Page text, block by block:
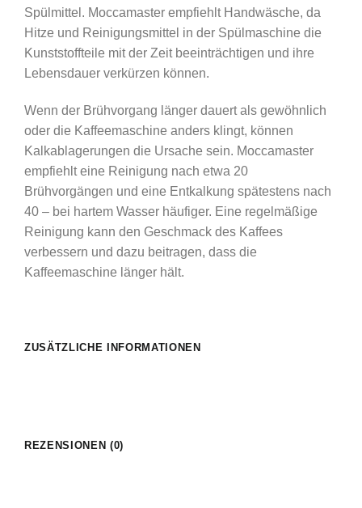
Spülmittel. Moccamaster empfiehlt Handwäsche, da
Hitze und Reinigungsmittel in der Spülmaschine die
Kunststoffteile mit der Zeit beeinträchtigen und ihre
Lebensdauer verkürzen können.
Wenn der Brühvorgang länger dauert als gewöhnlich
oder die Kaffeemaschine anders klingt, können
Kalkablagerungen die Ursache sein. Moccamaster
empfiehlt eine Reinigung nach etwa 20
Brühvorgängen und eine Entkalkung spätestens nach
40 – bei hartem Wasser häufiger. Eine regelmäßige
Reinigung kann den Geschmack des Kaffees
verbessern und dazu beitragen, dass die
Kaffeemaschine länger hält.
ZUSÄTZLICHE INFORMATIONEN
REZENSIONEN (0)